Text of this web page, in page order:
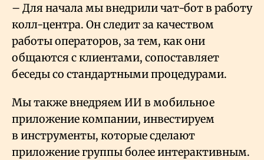
– Для начала мы внедрили чат-бот в работу
колл-центра. Он следит за качеством
работы операторов, за тем, как они
общаются с клиентами, сопоставляет
беседы со стандартными процедурами.
Мы также внедряем ИИ в мобильное
приложение компании, инвестируем
в инструменты, которые сделают
приложение группы более интерактивным.